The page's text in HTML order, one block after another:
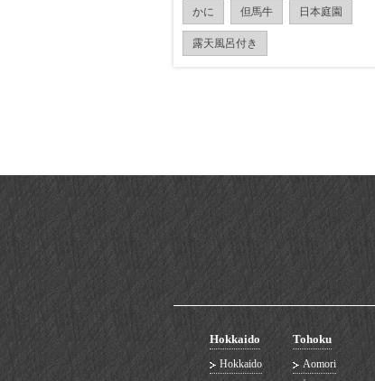
かに 但馬牛 日本庭園
露天風呂付き
Hokkaido
Hokkaido
Tohoku
Aomori